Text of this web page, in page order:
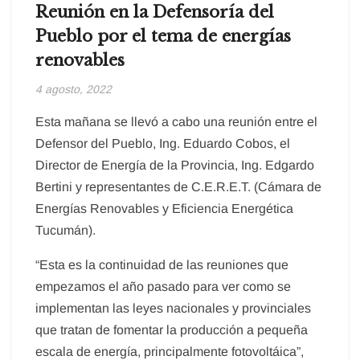
Reunión en la Defensoría del
Pueblo por el tema de energías
renovables
4 agosto, 2022
Esta mañana se llevó a cabo una reunión entre el
Defensor del Pueblo, Ing. Eduardo Cobos, el
Director de Energía de la Provincia, Ing. Edgardo
Bertini y representantes de C.E.R.E.T. (Cámara de
Energías Renovables y Eficiencia Energética
Tucumán).
“Esta es la continuidad de las reuniones que
empezamos el año pasado para ver como se
implementan las leyes nacionales y provinciales
que tratan de fomentar la producción a pequeña
escala de energía, principalmente fotovoltáica”,